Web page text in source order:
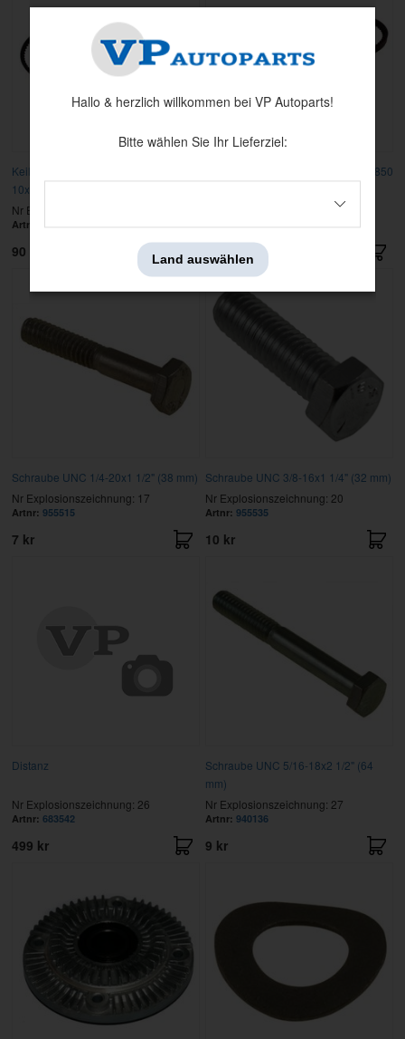
Keilriemen Generator 164 B30A
10x875
Nr Explosionszeichnung: 13
Artnr:
90 kr
Keilriemen Lenkservo 164 -75 13x850
Nr Explosionszeichnung: 13
109 kr
Schraube UNC 1/4-20x1 1/2" (38 mm)
Nr Explosionszeichnung: 17
Artnr: 955515
7 kr
Schraube UNC 3/8-16x1 1/4" (32 mm)
Nr Explosionszeichnung: 20
Artnr: 955535
10 kr
Distanz
Nr Explosionszeichnung: 26
Artnr: 683542
499 kr
Schraube UNC 5/16-18x2 1/2" (64
mm)
Nr Explosionszeichnung: 27
Artnr: 940136
9 kr
Hallo & herzlich willkommen bei VP Autoparts!
Bitte wählen Sie Ihr Lieferziel:
Land auswählen